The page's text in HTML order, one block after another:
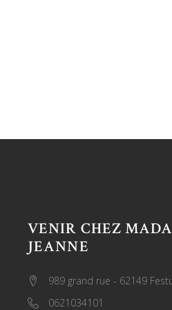
VENIR CHEZ
JEANNE
989 grand rue - 62149
0621034101